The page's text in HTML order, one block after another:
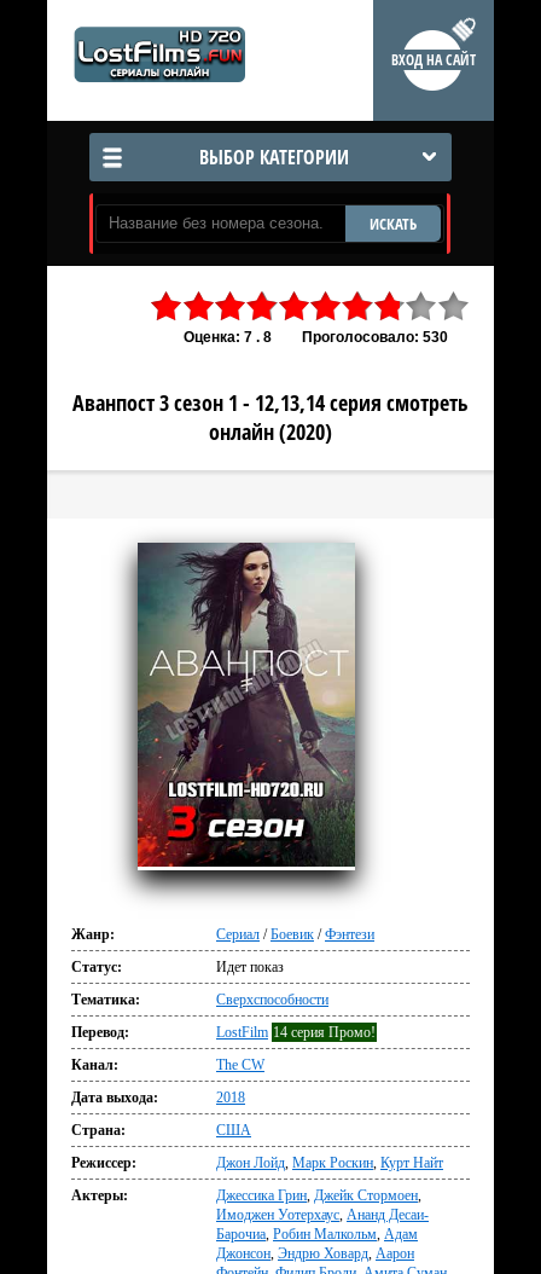
ВХОД НА САЙТ
ВЫБОР КАТЕГОРИИ
ИСКАТЬ
Оценка: 7 . 8 Проголосовало: 530
Аванпост 3 сезон 1 - 12,13,14 серия смотреть
онлайн (2020)
Жанр: Сериал /Боевик /Фэнтези
Статус:
Идет показ
Тематика:
Сверхспособности
Перевод:
LostFilm 14 серия Промо!
Канал:
The CW
Дата выхода:
2018
Страна:
США
Режиссер:
Джон Лойд, Марк Роскин, Курт Найт
Актеры:
Джессика Грин, Джейк Стормоен,
Имоджен Уотерхаус, Ананд Десаи-
Барочиа, Робин Малкольм, Адам
Джонсон, Эндрю Ховард, Аарон